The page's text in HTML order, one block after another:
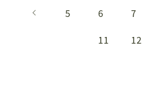
5 6 7
11 12